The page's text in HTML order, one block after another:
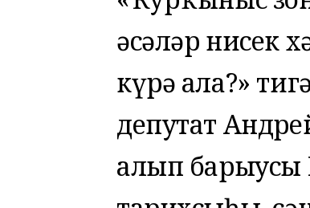
әсәләр нисек
күрә ала?»
депутат
алып барыусы